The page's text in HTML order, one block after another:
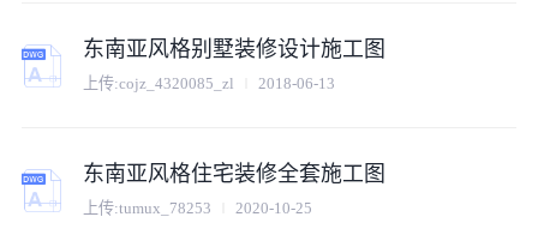
东南亚风格别墅装修设计施工图
上传:cojz_4320085_zl 2018-06-13
东南亚风格住宅装修全套施工图
上传:tumux_78253 2020-10-25